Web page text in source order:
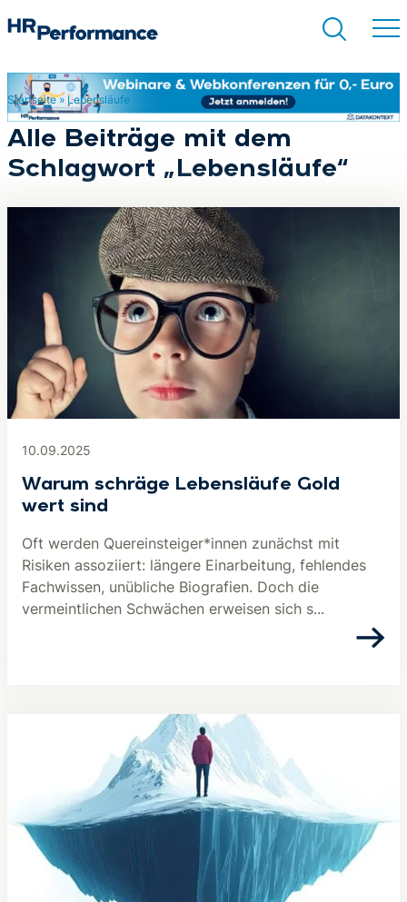
Suchen
Startseite» Lebensläufe
Alle Beiträge mit dem
Schlagwort „Lebensläufe“
10.09.2025
Warum schräge Lebensläufe Gold
wert sind
Oft werden Quereinsteiger*innen zunächst mit
Risiken assoziiert: längere Einarbeitung, fehlendes
Fachwissen, unübliche Biografien. Doch die
vermeintlichen Schwächen erweisen sich s...